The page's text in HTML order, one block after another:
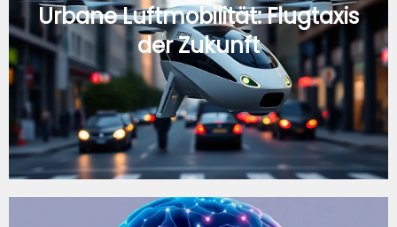
Urbane Luftmobilität: Flugtaxis
der Zukunft